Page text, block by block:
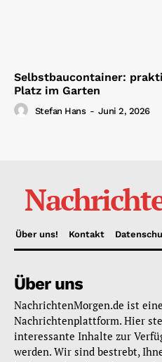
Selbstbaucontainer:
Platz im Garten
Stefan Hans - Juni 2, 2026
Über uns! Kontakt
Über uns
NachrichtenMorgen.de ist
Nachrichtenplattform. Hier
interessante Inhalte zur
werden. Wir sind bestrebt,